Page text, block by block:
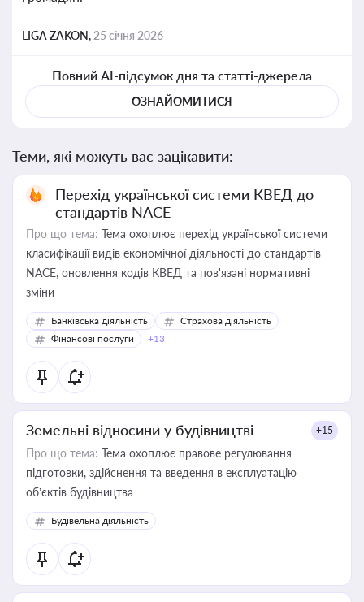
LIGA ZAKON, 25 січня 2026
Повний AI-підсумок дня та статті-джерела
ОЗНАЙОМИТИСЯ
Теми, які можуть вас зацікавити:
Перехід української системи КВЕД до
стандартів NACE
Про що тема: Тема охоплює перехід української системи
класифікації видів економічної діяльності до стандартів
NACE, оновлення кодів КВЕД та пов'язані нормативні
зміни
Банківська діяльність
Страхова діяльність
Фінансові послуги
+13
Земельні відносини у будівництві +15
Про що тема: Тема охоплює правове регулювання
підготовки, здійснення та введення в експлуатацію
об’єктів будівництва
Будівельна діяльність